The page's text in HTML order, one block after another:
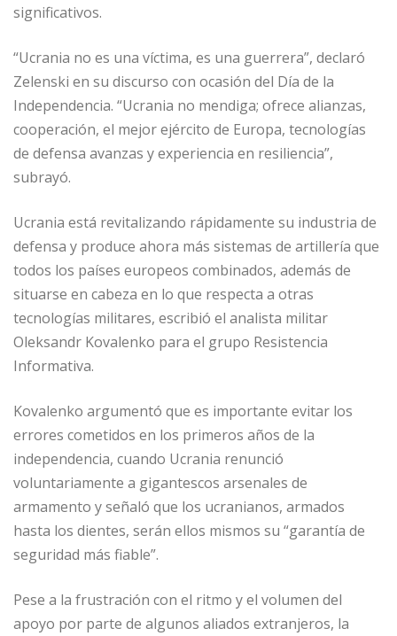
significativos.
“Ucrania no es una víctima, es una guerrera”, declaró
Zelenski en su discurso con ocasión del Día de la
Independencia. “Ucrania no mendiga; ofrece alianzas,
cooperación, el mejor ejército de Europa, tecnologías
de defensa avanzas y experiencia en resiliencia”,
subrayó.
Ucrania está revitalizando rápidamente su industria de
defensa y produce ahora más sistemas de artillería que
todos los países europeos combinados, además de
situarse en cabeza en lo que respecta a otras
tecnologías militares, escribió el analista militar
Oleksandr Kovalenko para el grupo Resistencia
Informativa.
Kovalenko argumentó que es importante evitar los
errores cometidos en los primeros años de la
independencia, cuando Ucrania renunció
voluntariamente a gigantescos arsenales de
armamento y señaló que los ucranianos, armados
hasta los dientes, serán ellos mismos su “garantía de
seguridad más fiable”.
Pese a la frustración con el ritmo y el volumen del
apoyo por parte de algunos aliados extranjeros, la